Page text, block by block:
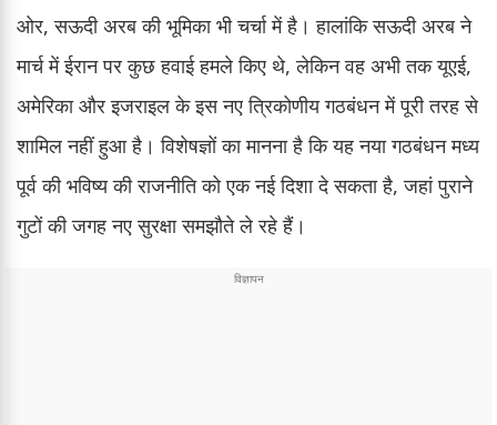
ओर, सऊदी अरब की भूमिका भी चर्चा में है। हालांकि सऊदी अरब ने
मार्च में ईरान पर कुछ हवाई हमले किए थे, लेकिन वह अभी तक यूएई,
अमेरिका और इजराइल के इस नए त्रिकोणीय गठबंधन में पूरी तरह से
शामिल नहीं हुआ है। विशेषज्ञों का मानना है कि यह नया गठबंधन मध्य
पूर्व की भविष्य की राजनीति को एक नई दिशा दे सकता है, जहां पुराने
गुटों की जगह नए सुरक्षा समझौते ले रहे हैं।